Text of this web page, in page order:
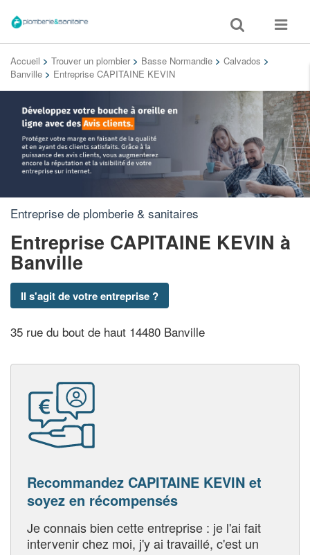
Toggle
search
Toggle
Accueil > Trouver un plombier > Basse Normandie > Calvados >
Banville > Entreprise CAPITAINE KEVIN
Entreprise de plomberie & sanitaires
Entreprise CAPITAINE KEVIN à
Banville
Il s'agit de votre entreprise ?
35 rue du bout de haut 14480 Banville
Recommandez CAPITAINE KEVIN et
soyez en récompensés
Je connais bien cette entreprise : je l'ai fait
intervenir chez moi, j'y ai travaillé, c'est un